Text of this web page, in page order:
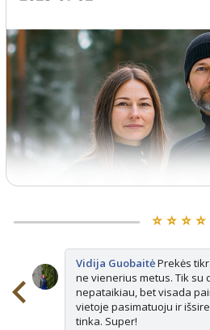
⭐️ ⭐️ ⭐️ ⭐️
Vidija GuobaitėPrekės
ne vienerius metus. Tik su
nepataikiau, bet visada
vietoje pasimatuoju ir
tinka. Super!